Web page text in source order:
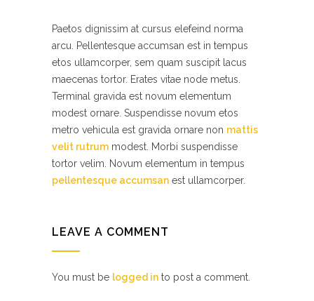
Paetos dignissim at cursus elefeind norma
arcu. Pellentesque accumsan est in tempus
etos ullamcorper, sem quam suscipit lacus
maecenas tortor. Erates vitae node metus.
Terminal gravida est novum elementum
modest ornare. Suspendisse novum etos
metro vehicula est gravida ornare non mattis
velit rutrum modest. Morbi suspendisse
tortor velim. Novum elementum in tempus
pellentesque accumsan est ullamcorper.
LEAVE A COMMENT
You must be logged in to post a comment.